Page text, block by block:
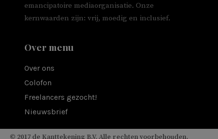
emancipatoire mediaorganisatie. Onze
kernwaarden zijn: vrij, moedig en inclusief.
Over menu
Over ons
Colofon
Freelancers gezocht!
Nieuwsbrief
© 2017 de Kanttekening B.V. Alle rechten voorbehouden.